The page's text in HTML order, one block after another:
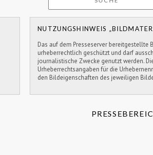
NUTZUNGSHINWEIS
Das auf dem Presseserver bereitgestellte
urheberrechtlich geschützt und darf
journalistische Zwecke genutzt werden.
Urheberrechtsangaben für die
den Bildeigenschaften des jeweiligen